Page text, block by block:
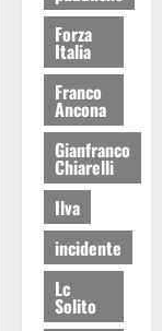
Forza
Italia
Franco
Ancona
Gianfranco
Chiarelli
Ilva
incidente
Lc
Solito